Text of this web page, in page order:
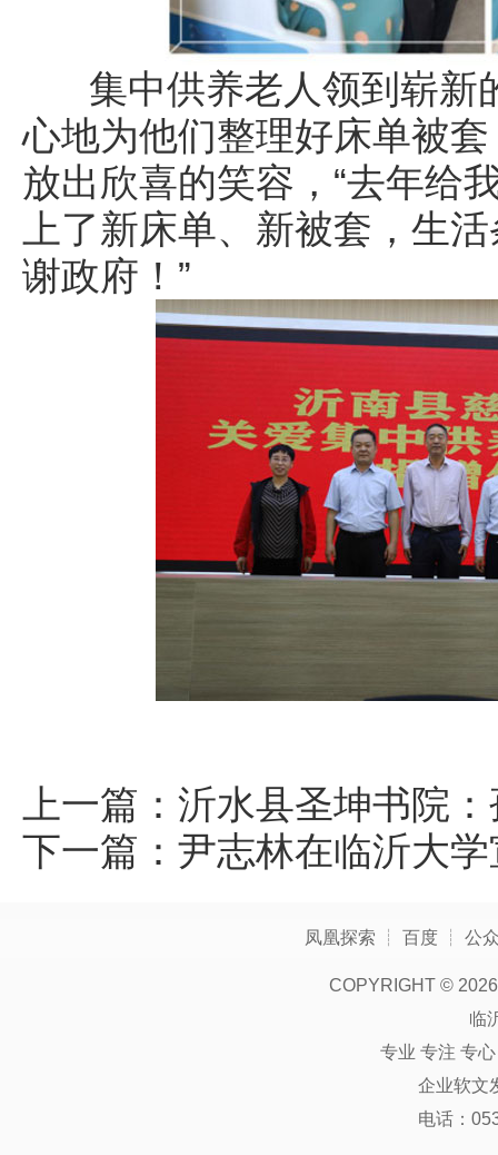
集中供养老人领到崭新
心地为他们整理好床单被
放出欣喜的笑容，“去年给
上了新床单、新被套，生
谢政府！”
上一篇： 沂水县圣坤书院
下一篇： 尹志林在临沂大学
凤凰探索 ┊ 百度 ┊ 公
COPYRIGHT ©
临
专业 专注 专
企业软文
电话：